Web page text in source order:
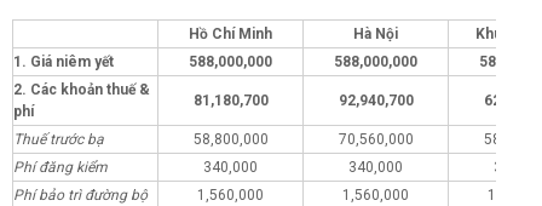
Hồ Chí Minh Hà Nội
Khu vực
1. Giá niêm yết
588,000,000 588,000,000
2. Các khoản thuế &
phí
81,180,700 92,940,700
Thuế trước bạ 58,800,000 70,560,000
Phí đăng kiểm
340,000 340,000
Phí bảo trì đường bộ
1,560,000 1,560,000